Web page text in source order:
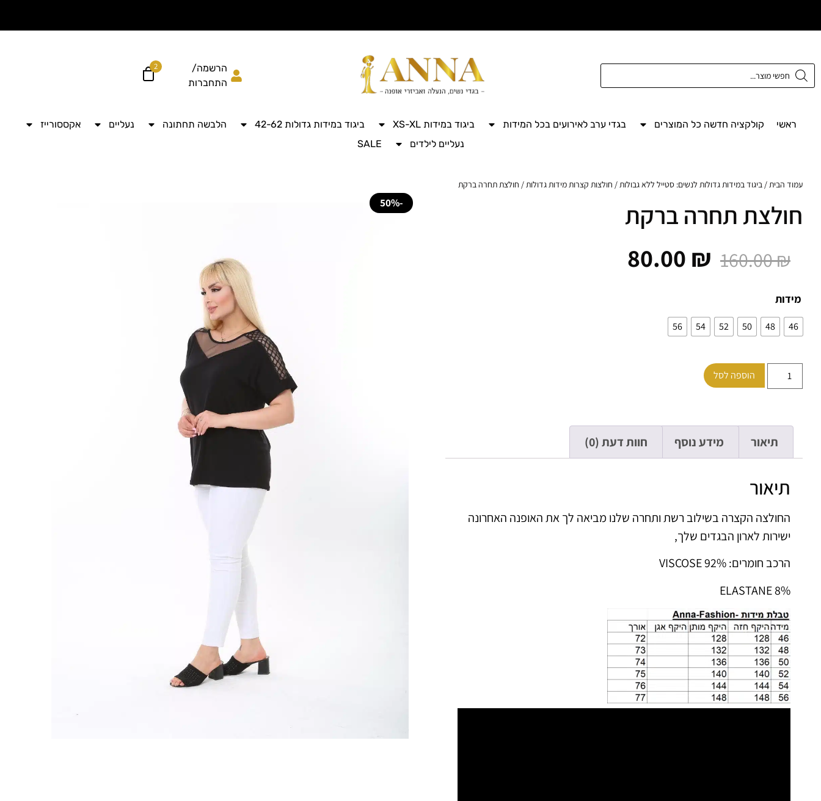
הרשמה/
התחברות
2
ראשי קולקציה חדשה כל המוצרים בגדי ערב לאירועים בכל המידות ביגוד במידות XS-XL ביגוד במידות גדולות 42-62 הלבשה תחתונה נעליים
אקססורייז
נעליים לילדים
SALE
עמוד הבית/ ביגוד במידות גדולות לנשים: סטייל ללא גבולות/ חולצות קצרות מידות גדולות/ חולצת תחרה ברקת
חולצת תחרה ברקת
160.00₪
80.00 ₪
מידות
46
48
50
52
54
56
הוספה לסל
תיאור מידע נוסף חוות דעת (0)
תיאור
החולצה הקצרה בשילוב רשת ותחרה שלנו מביאה לך את האופנה האחרונה
ישירות לארון הבגדים שלך,
הרכב חומרים: 92% VISCOSE
8% ELASTANE
-50%